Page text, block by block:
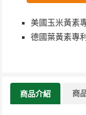
美國玉米黃素
德國葉黃素專
商品介紹 商